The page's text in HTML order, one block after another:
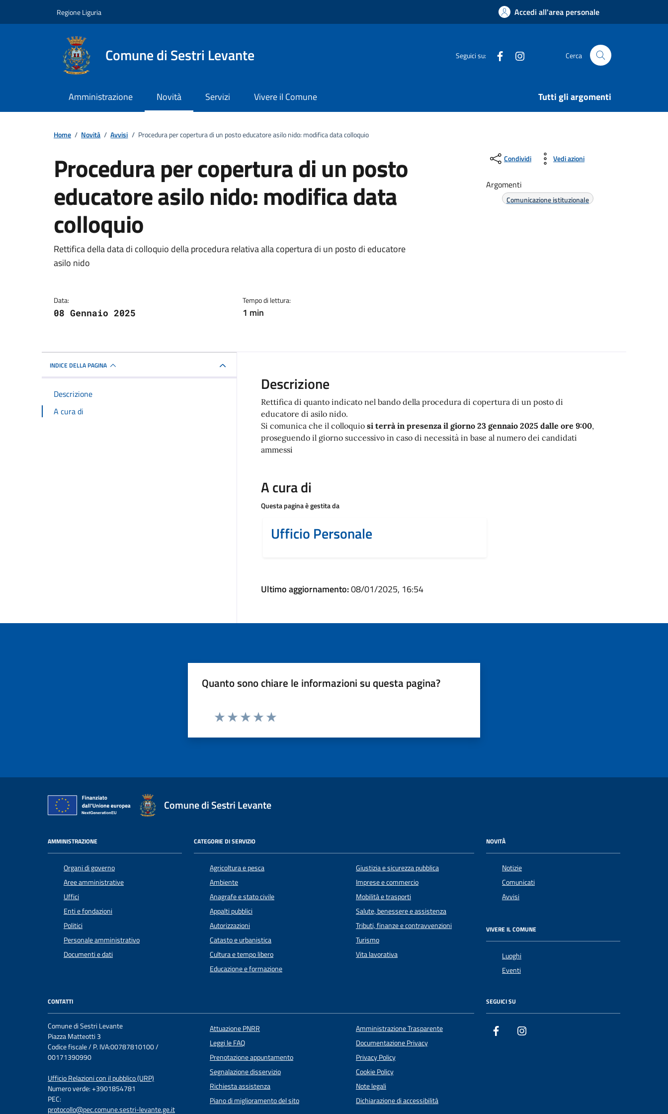
Regione Liguria Accedi all'area personale
Comune di Sestri Levante Seguici su: Facebook Cerca
Amministrazione Novità Servizi Vivere il Comune Tutti gli argomenti
Home / Novità / Avvisi / Procedura per copertura di un posto educatore asilo nido: modifica data colloquio
Procedura per copertura di un posto
educatore asilo nido: modifica data
colloquio
Dettagli della notizia
Rettifica della data di colloquio della procedura relativa alla copertura di un posto di educatore
asilo nido
Data:
08 Gennaio 2025
Tempo di lettura:
1 min
Condividi Vedi azioni
Argomenti
Comunicazione istituzionale
INDICE DELLA PAGINA
Descrizione
A cura di
Descrizione
Rettifica di quanto indicato nel bando della procedura di copertura di un posto di
educatore di asilo nido.
Si comunica che il colloquio si terrà in presenza il giorno 23 gennaio 2025 dalle ore 9:00,
proseguendo il giorno successivo in caso di necessità in base al numero dei candidati
ammessi
A cura di
Questa pagina è gestita da
Ufficio Personale
Ultimo aggiornamento:08/01/2025, 16:54
Quanto sono chiare le informazioni su questa pagina?
Comune di Sestri Levante
AMMINISTRAZIONE
Organi di governo
Aree amministrative
Uffici
Enti e fondazioni
Politici
Personale amministrativo
Documenti e dati
CATEGORIE DI SERVIZIO
Agricoltura e pesca
Ambiente
Anagrafe e stato civile
Appalti pubblici
Autorizzazioni
Catasto e urbanistica
Cultura e tempo libero
Educazione e formazione
Giustizia e sicurezza pubblica
Imprese e commercio
Mobilità e trasporti
Salute, benessere e assistenza
Tributi, finanze e contravvenzioni
Turismo
Vita lavorativa
NOVITÀ
Notizie
Comunicati
Avvisi
VIVERE IL COMUNE
Luoghi
Eventi
CONTATTI
Comune di Sestri Levante
Piazza Matteotti 3
Codice fiscale / P. IVA:00787810100 /
00171390990
Ufficio Relazioni con il pubblico (URP)
Numero verde: +3901854781
PEC:
protocollo@pec.comune.sestri-levante.ge.it
Attuazione PNRR
Leggi le FAQ
Prenotazione appuntamento
Segnalazione disservizio
Richiesta assistenza
Piano di miglioramento del sito
Amministrazione Trasparente
Documentazione Privacy
Privacy Policy
Cookie Policy
Note legali
Dichiarazione di accessibilità
SEGUICI SU
Facebook